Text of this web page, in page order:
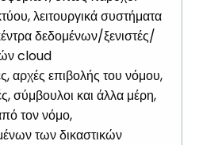
λειτουργικά συστήματα
δεδομένων/ξενιστές/
cloud
αρχές επιβολής του νόμου,
σύμβουλοι και άλλα μέρη,
τον νόμο,
των δικαστικών